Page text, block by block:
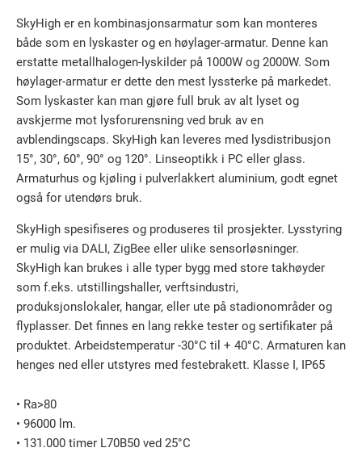
SkyHigh er en kombinasjonsarmatur som kan monteres
både som en lyskaster og en høylager-armatur. Denne kan
erstatte metallhalogen-lyskilder på 1000W og 2000W. Som
høylager-armatur er dette den mest lyssterke på markedet.
Som lyskaster kan man gjøre full bruk av alt lyset og
avskjerme mot lysforurensning ved bruk av en
avblendingscaps. SkyHigh kan leveres med lysdistribusjon
15°, 30°, 60°, 90° og 120°. Linseoptikk i PC eller glass.
Armaturhus og kjøling i pulverlakkert aluminium, godt egnet
også for utendørs bruk.
SkyHigh spesifiseres og produseres til prosjekter. Lysstyring
er mulig via DALI, ZigBee eller ulike sensorløsninger.
SkyHigh kan brukes i alle typer bygg med store takhøyder
som f.eks. utstillingshaller, verftsindustri,
produksjonslokaler, hangar, eller ute på stadionområder og
flyplasser. Det finnes en lang rekke tester og sertifikater på
produktet. Arbeidstemperatur -30°C til + 40°C. Armaturen kan
henges ned eller utstyres med festebrakett. Klasse I, IP65
• Ra>80
• 96000 lm.
• 131.000 timer L70B50 ved 25°C